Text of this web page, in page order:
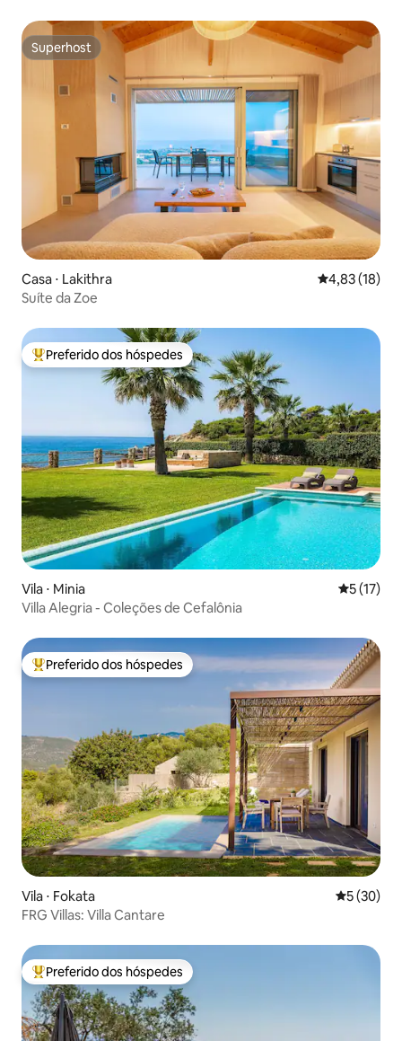
Superhost
Superhost
Casa ⋅ Lakithra 4,83 de uma
4,83 (18)
Suíte da Zoe
Entre os melhores preferidos dos hóspedes
Preferido dos hóspedes
Vila ⋅ Minia 5 de uma
5 (17)
Villa Alegria - Coleções de Cefalônia
Entre os melhores preferidos dos hóspedes
Preferido dos hóspedes
Vila ⋅ Fokata 5 de uma
5 (30)
FRG Villas: Villa Cantare
Entre os melhores preferidos dos hóspedes
Preferido dos hóspedes